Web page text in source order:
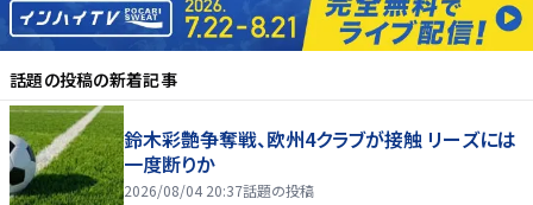
話題の投稿の新着記事
鈴木彩艶争奪戦、欧州4クラブが接触 リーズには
一度断りか
2026/08/04 20:37話題の投稿